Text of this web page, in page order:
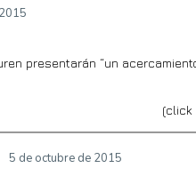
presentarán “un
(click
5 de octubre de 2015